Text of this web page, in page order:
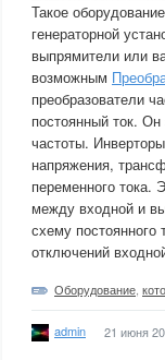
Такое
генераторной
выпрямители или
возможным
преобразователи
постоянный ток.
частоты.
напряжения,
переменного тока.
между входной и
схему
отключений
Оборудование
admin 21 июня